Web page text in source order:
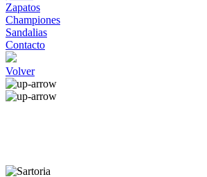
Zapatos
Championes
Sandalias
Contacto
Volver